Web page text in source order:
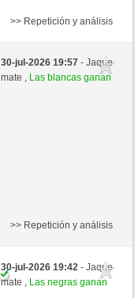
>> Repetición y análisis
30-jul-2026 19:57- Jaque
mate , Las blancas ganan
>> Repetición y análisis
30-jul-2026 19:42- Jaque
mate , Las negras ganan